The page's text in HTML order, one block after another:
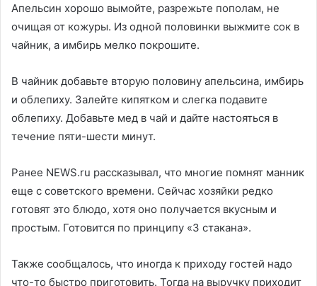
Апельсин хорошо вымойте, разрежьте пополам, не
очищая от кожуры. Из одной половинки выжмите сок в
чайник, а имбирь мелко покрошите.
В чайник добавьте вторую половину апельсина, имбирь
и облепиху. Залейте кипятком и слегка подавите
облепиху. Добавьте мед в чай и дайте настояться в
течение пяти-шести минут.
Ранее NEWS.ru рассказывал, что многие помнят манник
еще с советского времени. Сейчас хозяйки редко
готовят это блюдо, хотя оно получается вкусным и
простым. Готовится по принципу «3 стакана».
Также сообщалось, что иногда к приходу гостей надо
что-то быстро приготовить. Тогда на выручку приходит